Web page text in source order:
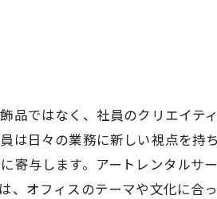
品ではなく、社員のクリエイテ
は日々の業務に新しい視点を持
寄与します。アートレンタルサ
、オフィスのテーマや文化に合